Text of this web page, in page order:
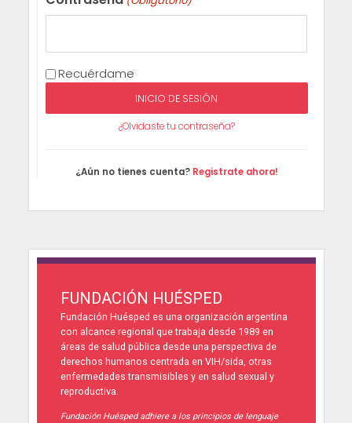
Recuérdame
¿Olvidaste tu contraseña?
¿Aún no tienes cuenta? Registrate ahora!
FUNDACIÓN HUÉSPED
Fundación Huésped es una organización argentina
con alcance regional que trabaja desde 1989 en
áreas de salud pública desde una perspectiva de
derechos humanos centrada en VIH/sida, otras
enfermedades transmisibles y en salud sexual y
reproductiva.
Fundación Huésped adhiere a los principios de lenguaje